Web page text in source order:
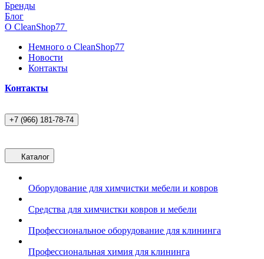
Бренды
Блог
О CleanShop77
Немного о CleanShop77
Новости
Контакты
Контакты
+7 (966) 181-78-74
Каталог
Оборудование для химчистки мебели и ковров
Средства для химчистки ковров и мебели
Профессиональное оборудование для клининга
Профессиональная химия для клининга